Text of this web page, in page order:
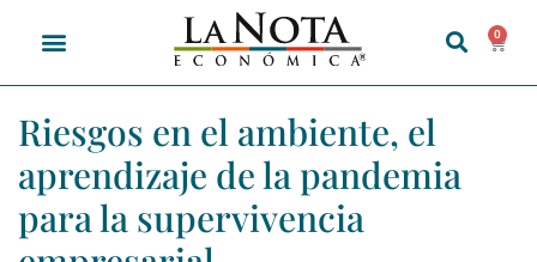
0
Riesgos en el ambiente, el
aprendizaje de la pandemia
para la supervivencia